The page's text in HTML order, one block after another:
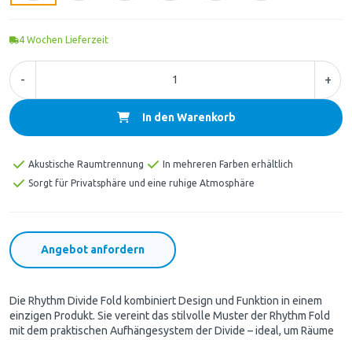
4 Wochen Lieferzeit
- +
In den Warenkorb
Akustische Raumtrennung
In mehreren Farben erhältlich
Sorgt für Privatsphäre und eine ruhige Atmosphäre
Angebot anfordern
Die Rhythm Divide Fold kombiniert Design und Funktion in einem
einzigen Produkt. Sie vereint das stilvolle Muster der Rhythm Fold
mit dem praktischen Aufhängesystem der Divide – ideal, um Räume